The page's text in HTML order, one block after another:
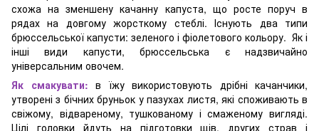
схожа на зменшену качанну капуста, що росте поруч в
рядах на довгому жорсткому стеблі. Існують два типи
брюссельської капусти: зеленого і фіолетового кольору. Як і
інші види капусти, брюссельська є надзвичайно
універсальним овочем.
Як смакувати: в їжу використовують дрібні качанчики,
утворені з бічних бруньок у пазухах листя, які споживають в
свіжому, відвареному, тушкованому і смаженому вигляді.
Цілі головки йдуть на підготовки щів, других страв і